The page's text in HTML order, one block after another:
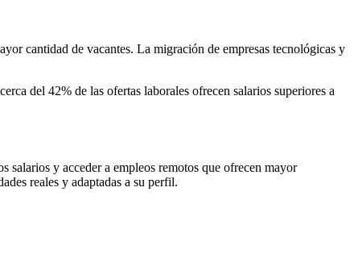
cantidad de vacantes. La migración de empresas tecnológicas y
del 42% de las ofertas laborales ofrecen salarios superiores a
salarios y acceder a empleos remotos que ofrecen mayor
reales y adaptadas a su perfil.